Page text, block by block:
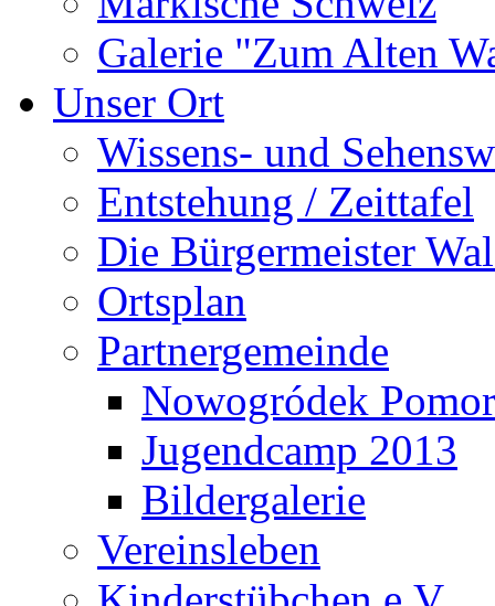
Galerie "Zum Alten
Unser Ort
Wissens- und
Entstehung / Zeittafel
Die Bürgermeister
Ortsplan
Partnergemeinde
Nowogródek
Jugendcamp 2013
Bildergalerie
Vereinsleben